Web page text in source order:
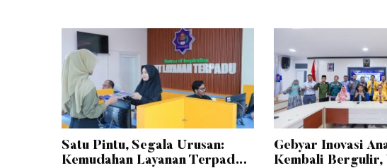
Satu Pintu, Segala Urusan:
Kemudahan Layanan Terpadu
Gebyar Inovasi
Kembali Bergulir,